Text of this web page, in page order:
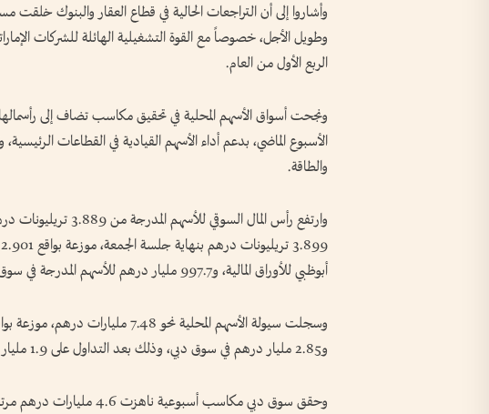
وأشاروا إلى أن التراجعات الحالية في قطاع العقار والبنوك
الربع الأول من العام.
الأسبوع الماضي، بدعم أداء الأسهم القيادية في القطاعات
والطاقة.
وارتفع رأس المال
أبوظبي للأوراق المالية، و997.7 مليار درهم للأسهم المدرجة في سوق دبي المالي.
و2.85 مليار درهم في سوق دبي، وذلك بعد التداول على 1.9 مليار سهم، عبر تنفيذ أكثر من 165.8 ألف صفقة.